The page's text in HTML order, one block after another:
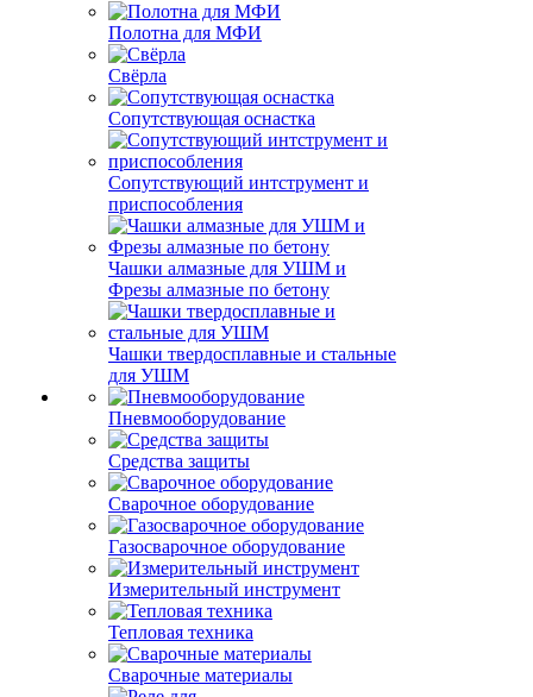
Полотна для МФИ
Свёрла
Сопутствующая оснастка
Сопутствующий интструмент и
приспособления
Чашки алмазные для УШМ и
Фрезы алмазные по бетону
Чашки твердосплавные и стальные
для УШМ
Пневмооборудование
Средства защиты
Сварочное оборудование
Газосварочное оборудование
Измерительный инструмент
Тепловая техника
Сварочные материалы